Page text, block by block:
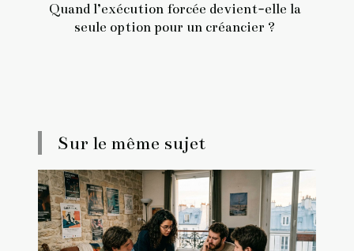
Quand l’exécution forcée devient-elle la
seule option pour un créancier ?
Sur le même sujet